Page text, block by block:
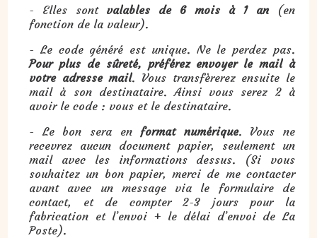
- Elles sont valables de 6 mois à 1 an (en
fonction de la valeur).
- Le code généré est unique. Ne le perdez pas.
Pour plus de sûreté, préférez envoyer le mail à
votre adresse mail. Vous transfèrerez ensuite le
mail à son destinataire. Ainsi vous serez 2 à
avoir le code : vous et le destinataire.
- Le bon sera en format numérique. Vous ne
recevrez aucun document papier, seulement un
mail avec les informations dessus. (Si vous
souhaitez un bon papier, merci de me contacter
avant avec un message via le formulaire de
contact, et de compter 2-3 jours pour la
fabrication et l’envoi + le délai d’envoi de La
Poste).